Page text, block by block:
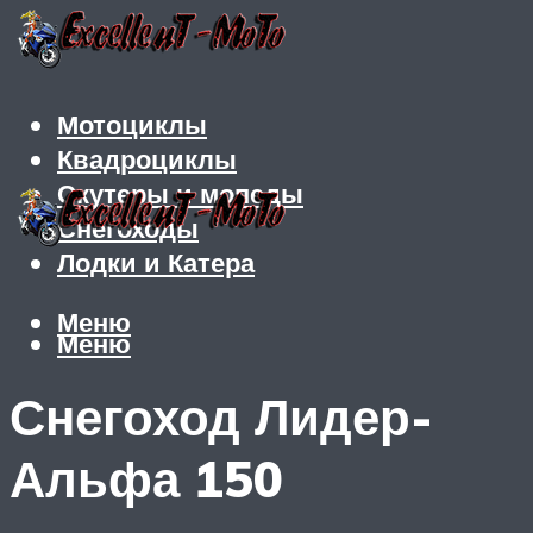
Мотоциклы
Квадроциклы
Скутеры и мопеды
Снегоходы
Лодки и Катера
Меню
Меню
Снегоход Лидер-
Альфа 150